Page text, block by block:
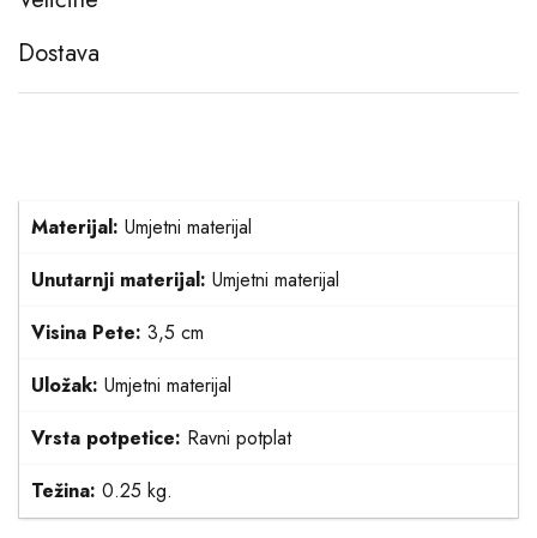
Dostava
Materijal: Umjetni materijal
Unutarnji materijal: Umjetni materijal
Visina Pete: 3,5 cm
Uložak: Umjetni materijal
Vrsta potpetice: Ravni potplat
Težina: 0.25 kg.